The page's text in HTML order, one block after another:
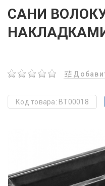
САНИ
Код товара: BT00018